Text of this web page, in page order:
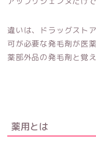
違いは、ドラッグスト
可が必要な発毛剤が医
薬部外品の発毛剤と覚
薬用とは